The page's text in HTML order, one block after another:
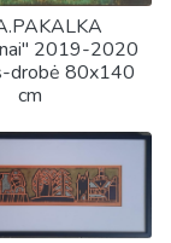
2019-2020
drobė 80x140
cm